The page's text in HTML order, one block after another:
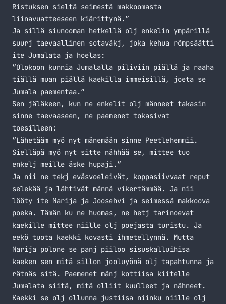
Ristuksen sieltä seimestä makkoomasta
liinavuatteeseen kiärittynä.”
Ja sillä siunooman hetkellä olj enkelin ympärillä
suurj taevaallinen sotaväkj, joka kehua römpsäätti
ite Jumalata ja hoelas:
”Olokoon kunnia Jumalalla piliviin piällä ja raaha
tiällä muan piällä kaekilla immeisillä, joeta se
Jumala paementaa.”
Sen jäläkeen, kun ne enkelit olj männeet takasin
sinne taevaaseen, ne paemenet tokasivat
toesilleen:
”Lähetääm myö nyt mänemään sinne Peetlehemmii.
Sielläpä myö nyt sitte nähhää se, mittee tuo
enkelj meille äske hupaji.”
Ja nii ne tekj eväsvoeleivät, koppasiivvaat reput
selekää ja lähtivät männä vikertämmää. Ja nii
lööty ite Marija ja Joosehvi ja seimessä makkoova
poeka. Tämän ku ne huomas, ne hetj tarinoevat
kaekille mittee niille olj poejasta turistu. Ja
eekö tuota kaekki kovasti ihmetellynnä. Mutta
Marija polone se panj piiloo sisuskalluihisa
kaeken sen mitä sillon jooluyönä olj tapahtunna ja
rätnäs sitä. Paemenet mänj kottiisa kiitelle
Jumalata siitä, mitä olliit kuulleet ja nähneet.
Kaekki se olj ollunna justiisa niinku niille olj